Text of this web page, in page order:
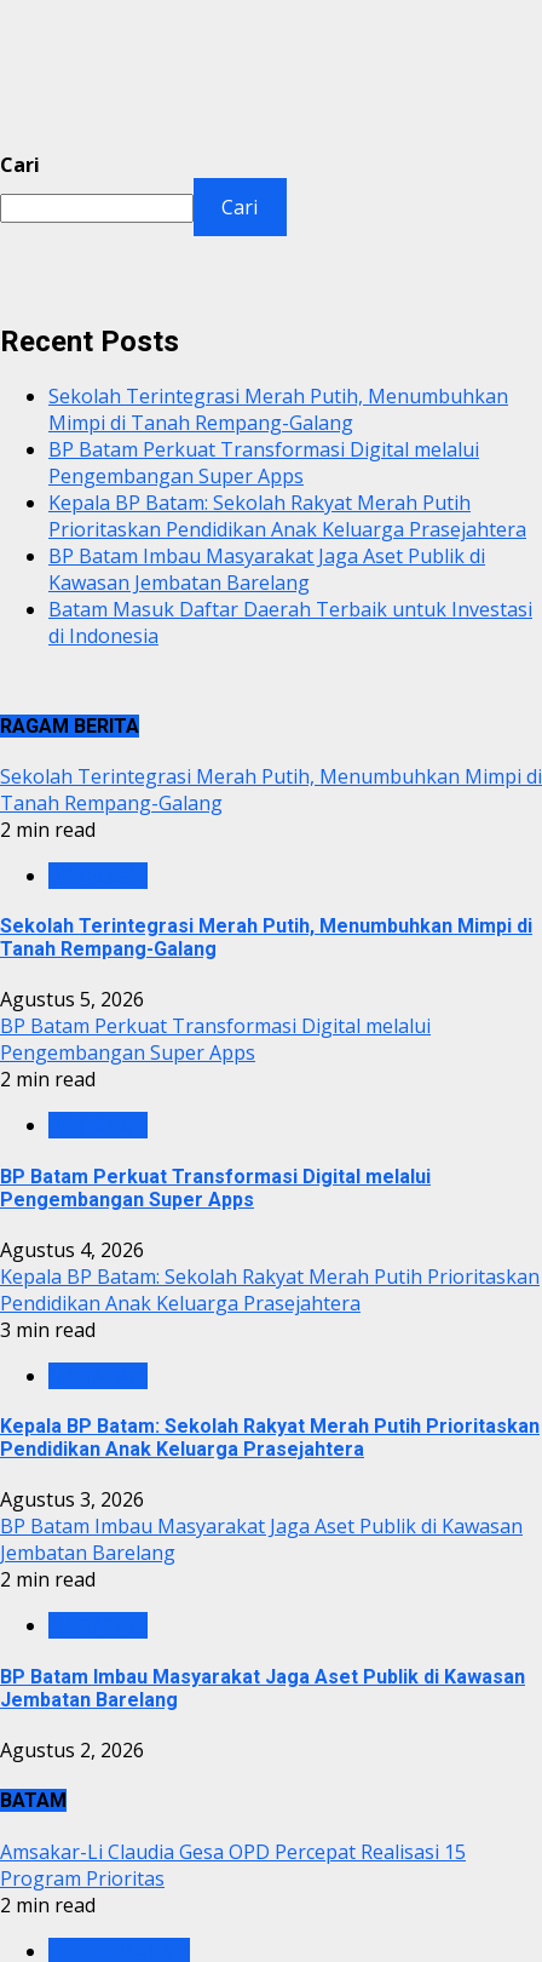
Cari
Cari
Recent Posts
Sekolah Terintegrasi Merah Putih, Menumbuhkan
Mimpi di Tanah Rempang-Galang
BP Batam Perkuat Transformasi Digital melalui
Pengembangan Super Apps
Kepala BP Batam: Sekolah Rakyat Merah Putih
Prioritaskan Pendidikan Anak Keluarga Prasejahtera
BP Batam Imbau Masyarakat Jaga Aset Publik di
Kawasan Jembatan Barelang
Batam Masuk Daftar Daerah Terbaik untuk Investasi
di Indonesia
RAGAM BERITA
Sekolah Terintegrasi Merah Putih, Menumbuhkan Mimpi di
Tanah Rempang-Galang
2 min read
Sekolah Terintegrasi Merah Putih, Menumbuhkan Mimpi di
Tanah Rempang-Galang
Agustus 5, 2026
BP Batam Perkuat Transformasi Digital melalui
Pengembangan Super Apps
2 min read
BP Batam Perkuat Transformasi Digital melalui
Pengembangan Super Apps
Agustus 4, 2026
Kepala BP Batam: Sekolah Rakyat Merah Putih Prioritaskan
Pendidikan Anak Keluarga Prasejahtera
3 min read
Kepala BP Batam: Sekolah Rakyat Merah Putih Prioritaskan
Pendidikan Anak Keluarga Prasejahtera
Agustus 3, 2026
BP Batam Imbau Masyarakat Jaga Aset Publik di Kawasan
Jembatan Barelang
2 min read
BP Batam Imbau Masyarakat Jaga Aset Publik di Kawasan
Jembatan Barelang
Agustus 2, 2026
BATAM
Amsakar-Li Claudia Gesa OPD Percepat Realisasi 15
Program Prioritas
2 min read